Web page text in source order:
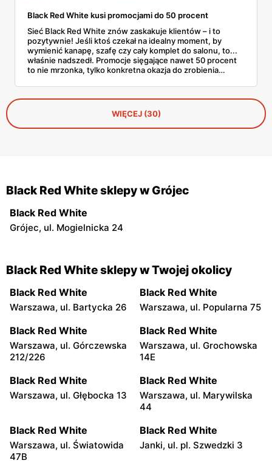
Black Red White kusi promocjami do 50 procent
Sieć Black Red White znów zaskakuje klientów – i to
pozytywnie! Jeśli ktoś czekał na idealny moment, by
wymienić kanapę, szafę czy cały komplet do salonu, to...
właśnie nadszedł. Promocje sięgające nawet 50 procent
to nie mrzonka, tylko konkretna okazja do zrobienia
ważne – przecenione są nie tylko końcówki kolekcji, ale
też wiele bestsellerów. To trochę jak świąteczna
wyprzedaż, tylko że w środku lata. A jak wiadomo – dobre
meble nie muszą kosztować fortuny, zwłaszcza jeśli
trafimy na taką ofertę. Czas więc rozejrzeć się i
WIĘCEJ (30)
Black Red White sklepy w Grójec
Black Red White
Grójec, ul. Mogielnicka 24
Black Red White sklepy w Twojej okolicy
Black Red White
Warszawa, ul. Bartycka 26
Black Red White
Warszawa, ul. Popularna 75
Black Red White
Warszawa, ul. Górczewska
212/226
Black Red White
Warszawa, ul. Grochowska
14E
Black Red White
Warszawa, ul. Głębocka 13
Black Red White
Warszawa, ul. Marywilska
44
Black Red White
Warszawa, ul. Światowida
47B
Black Red White
Janki, ul. pl. Szwedzki 3